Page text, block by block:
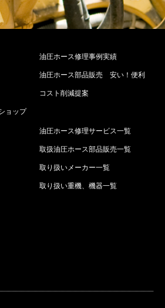
ョップ
油圧ホース修理事例実績
油圧ホース部品販売 安い！便利
コスト削減提案
油圧ホース修理サービス一覧
取扱油圧ホース部品販売一覧
取り扱いメーカー一覧
取り扱い重機、機器一覧